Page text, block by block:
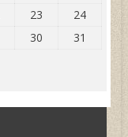
23
24
30
31